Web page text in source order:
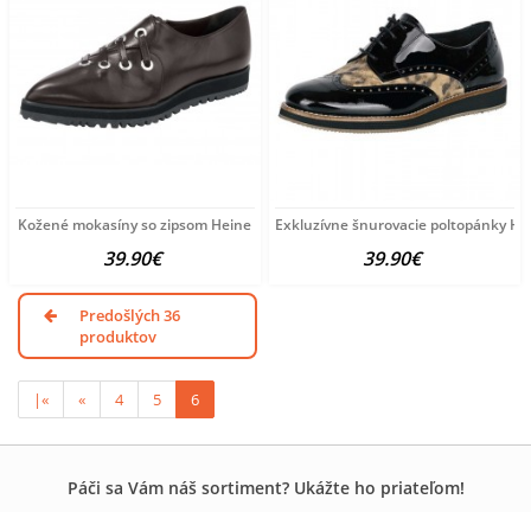
Kožené mokasíny so zipsom Heine
39.90€
Exkluzívne šnurovacie poltopánky
39.90€
Predošlých 36
produktov
|« « 4 5 6
Páči sa Vám náš sortiment? Ukážte ho priateľom!